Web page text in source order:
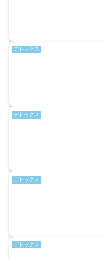
デトックス
デトックス
デトックス
デトックス